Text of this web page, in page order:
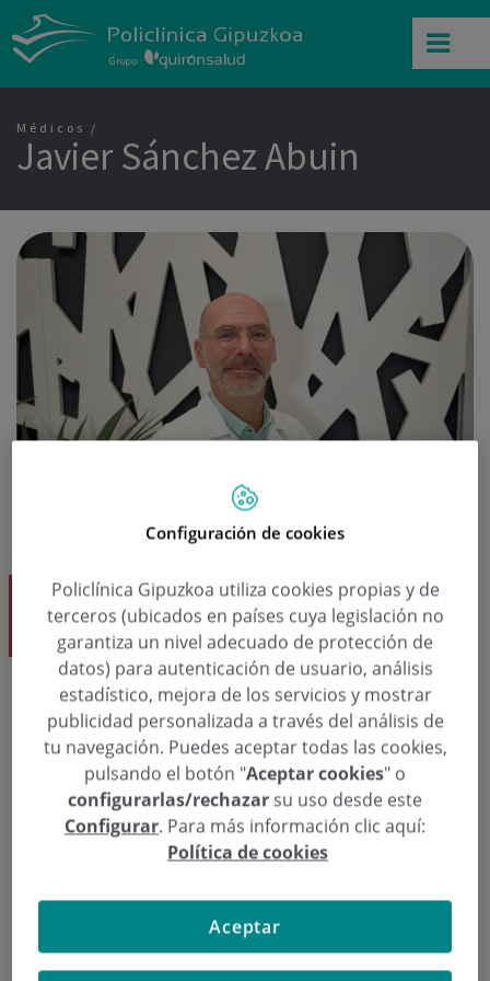
Médicos
Javier Sánchez Abuin
Dr. Javier Sánchez Abuin
Angiología y Cirugía Vascular
Angiología y Cirugía Vascular
Dr. Javier Sánchez Abuin
Solicita una cita
943 50 20 49 Pedir cita
Configuración de cookies
Policlínica Gipuzkoa utiliza cookies propias y de
terceros (ubicados en países cuya legislación no
garantiza un nivel adecuado de protección de
datos) para autenticación de usuario, análisis
estadístico, mejora de los servicios y mostrar
publicidad personalizada a través del análisis de
tu navegación. Puedes aceptar todas las cookies,
pulsando el botón "Aceptar cookies" o
configurarlas/rechazar su uso desde este
Configurar. Para más información clic aquí:
Política de cookies
Aceptar